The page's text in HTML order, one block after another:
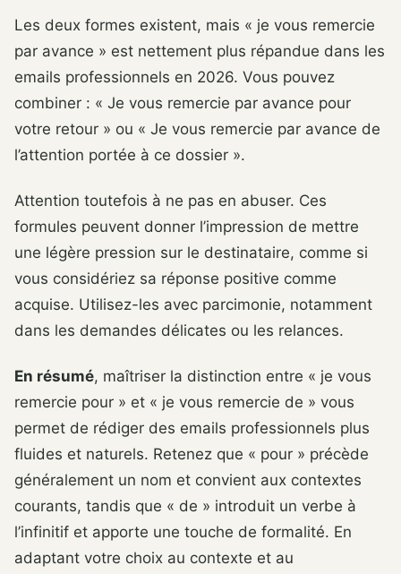
Les deux formes existent, mais « je vous remercie
par avance » est nettement plus répandue dans les
emails professionnels en 2026. Vous pouvez
combiner : « Je vous remercie par avance pour
votre retour » ou « Je vous remercie par avance de
l’attention portée à ce dossier ».
Attention toutefois à ne pas en abuser. Ces
formules peuvent donner l’impression de mettre
une légère pression sur le destinataire, comme si
vous considériez sa réponse positive comme
acquise. Utilisez-les avec parcimonie, notamment
dans les demandes délicates ou les relances.
En résumé, maîtriser la distinction entre « je vous
remercie pour » et « je vous remercie de » vous
permet de rédiger des emails professionnels plus
fluides et naturels. Retenez que « pour » précède
généralement un nom et convient aux contextes
courants, tandis que « de » introduit un verbe à
l’infinitif et apporte une touche de formalité. En
adaptant votre choix au contexte et au